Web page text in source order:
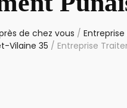
de chez vous /
Vilaine 35 / Entreprise